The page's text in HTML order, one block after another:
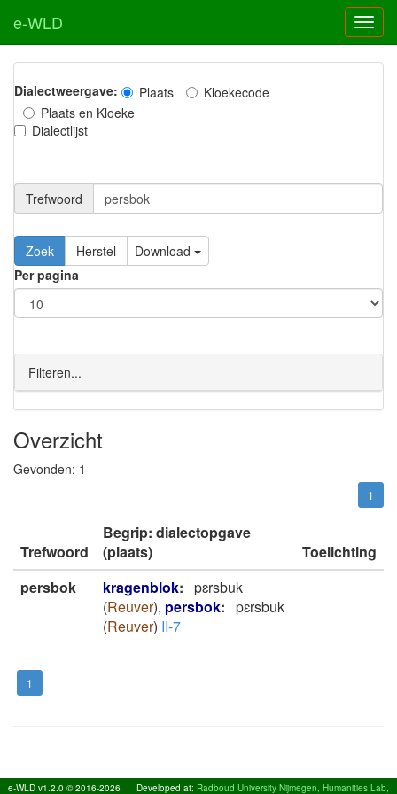
e-WLD
Dialectweergave: Plaats
Kloekecode
Plaats en Kloeke
Dialectlijst
Trefwoord
Download
Per pagina
Filteren...
Overzicht
Gevonden: 1
1
Trefwoord
Begrip: dialectopgave
(plaats)
Toelichting
persbok
kragenblok: pɛrsbuk
(Reuver), persbok: pɛrsbuk
(Reuver) II-7
1
e-WLD v1.2.0 © 2016-2026 Developed at: Radboud University Nijmegen, Humanities Lab,